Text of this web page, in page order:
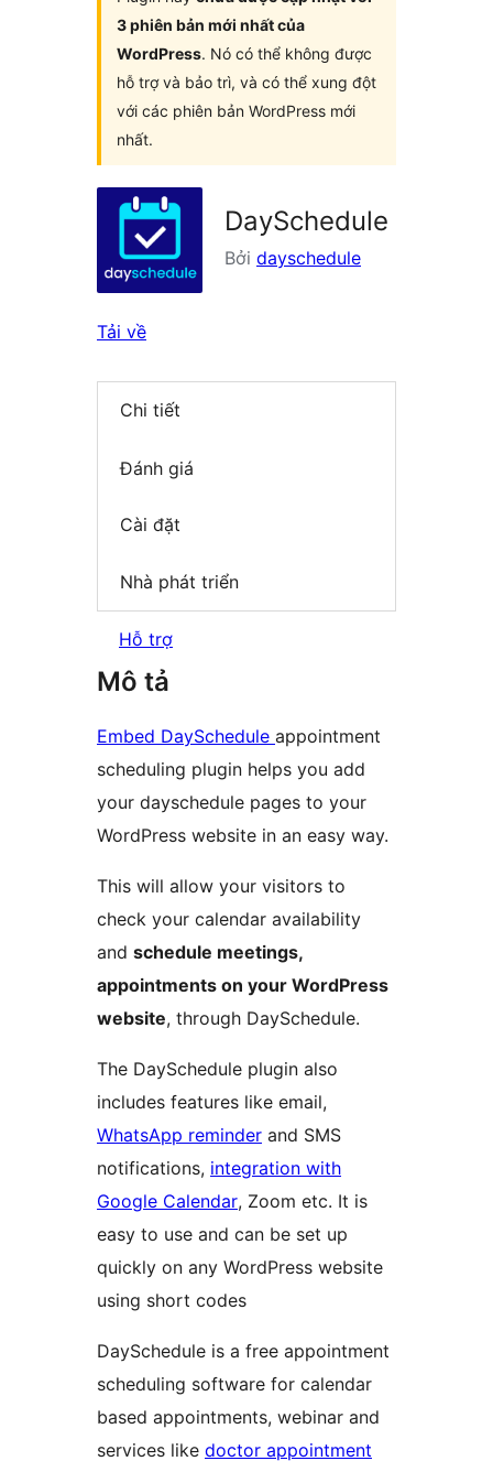
3 phiên bản mới nhất của
WordPress. Nó có thể không được
hỗ trợ và bảo trì, và có thể xung đột
với các phiên bản WordPress mới
nhất.
DaySchedule
Bởi dayschedule
Tải về
Chi tiết
Đánh giá
Cài đặt
Nhà phát triển
Hỗ trợ
Mô tả
Embed DaySchedule appointment
scheduling plugin helps you add
your dayschedule pages to your
WordPress website in an easy way.
This will allow your visitors to
check your calendar availability
and schedule meetings,
appointments on your WordPress
website, through DaySchedule.
The DaySchedule plugin also
includes features like email,
WhatsApp reminder and SMS
notifications, integration with
Google Calendar, Zoom etc. It is
easy to use and can be set up
quickly on any WordPress website
using short codes
DaySchedule is a free appointment
scheduling software for calendar
based appointments, webinar and
services like doctor appointment